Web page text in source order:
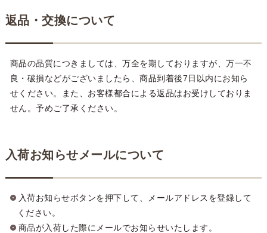
返品・交換について
商品の品質につきましては、万全を期しておりますが、万一不
良・破損などがございましたら、商品到着後7日以内にお知ら
せください。また、お客様都合による返品はお受けしておりま
せん。予めご了承ください。
入荷お知らせメールについて
入荷お知らせボタンを押下して、メールアドレスを登録して
ください。
商品が入荷した際にメールでお知らせいたします。